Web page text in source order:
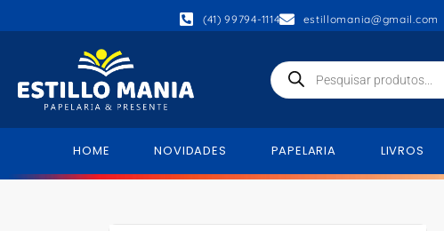
(41) 99794-1114 estillomania@gmail.com
HOME NOVIDADES PAPELARIA LIVROS